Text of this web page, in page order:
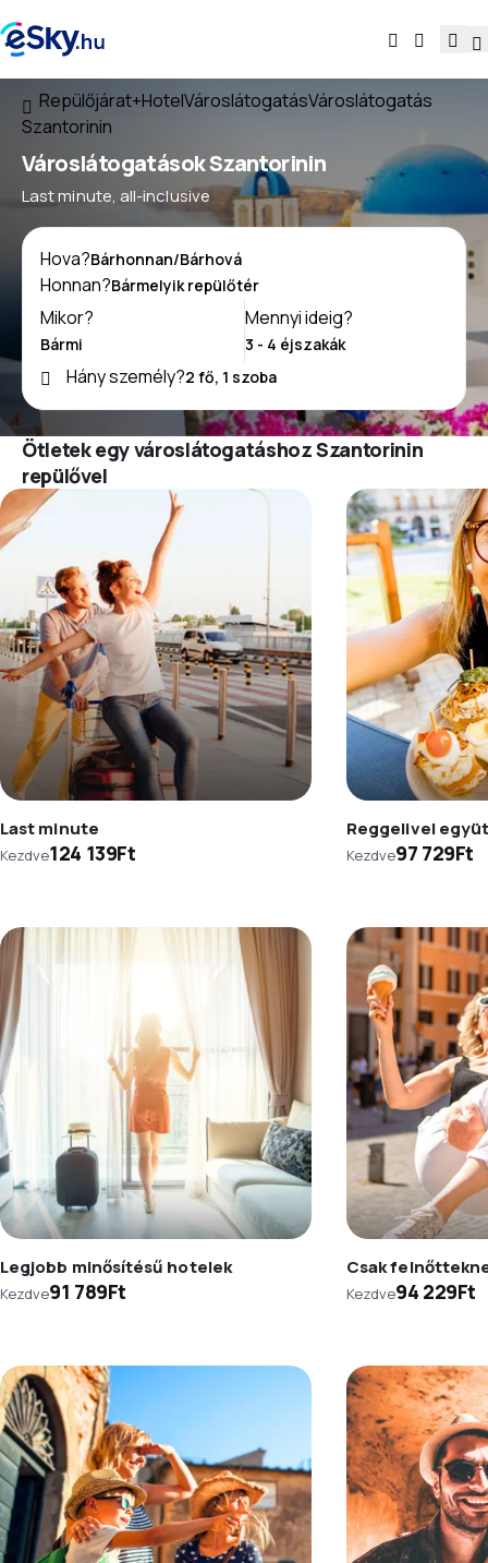
Repülőjárat+HotelVároslátogatásVároslátogatás
Szantorinin
Városlátogatások Szantorinin
Last minute, all-inclusive
Hova?
Honnan?
Mikor?
Mennyi ideig?
Hány személy?
Ötletek egy városlátogatáshoz Szantorinin
repülővel
Last minute
Kezdve124 139Ft
Reggelivel
Kezdve97 729Ft
Legjobb minősítésű hotelek
Kezdve91 789Ft
Csak
Kezdve94 229Ft